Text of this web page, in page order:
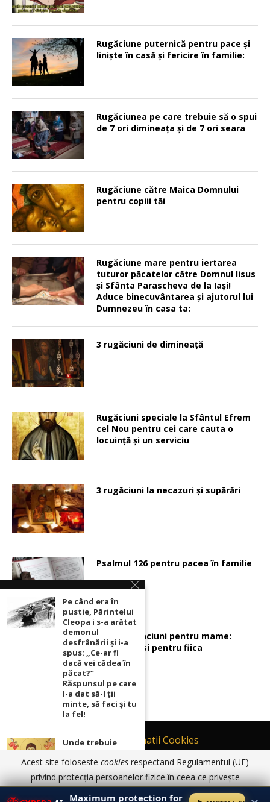
Rugăciune puternică pentru pace şi
linişte în casă şi fericire în familie:
Rugăciunea pe care trebuie să o spui
de 7 ori dimineața și de 7 ori seara
Rugăciune către Maica Domnului
pentru copiii tăi
Rugăciune mare pentru iertarea
tuturor păcatelor către Domnul Iisus
şi Sfânta Parascheva de la Iaşi!
Aduce binecuvântarea şi ajutorul lui
Dumnezeu în casa ta:
3 rugăciuni de dimineață
Rugăciuni speciale la Sfântul Efrem
cel Nou pentru cei care cauta o
locuinţă şi un serviciu
3 rugăciuni la necazuri și supărări
Psalmul 126 pentru pacea în familie
Sunt 2 rugaciuni pentru mame:
pentru fiu si pentru fiica
Contact
Informatii Cookies
Politică de Confidențialitate
TERMENI SI CONDITII DE UTILIZARE
© 2017 - 2026 Ortodoxia | Termeni și condiții de utilizare | Informatii
Maximum protection for
Pe când era în
pustie, Părintelui
Cleopa i s-a arătat
demonul
desfrânării şi i-a
spus: „Ce-ar fi
dacă vei cădea în
păcat?”
Răspunsul pe care
l-a dat să-l ții
minte, să faci și tu
la fel!
Unde trebuie
ținută icoana cu
Maica Domnului
pentru ca
rugăciunile
noastre să prindă
Acest site foloseste cookies respectand Regulamentul (UE)
privind protecția persoanelor fizice în ceea ce privește
prelucrarea datelor cu caracter personal și privind libera